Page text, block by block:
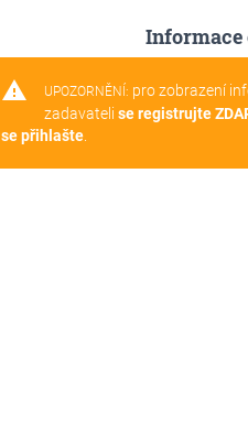
Informace
warning UPOZORNĚNÍ: pro zobrazení
zadavateli se registrujte
se přihlašte.